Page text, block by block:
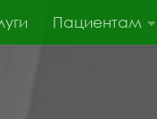
Пациентам